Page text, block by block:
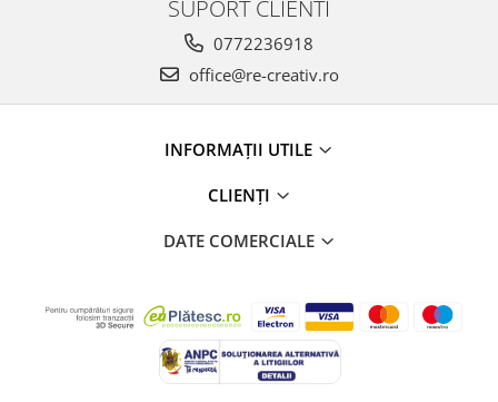
SUPORT CLIENTI
0772236918
office@re-creativ.ro
INFORMAȚII UTILE
CLIENȚI
DATE COMERCIALE